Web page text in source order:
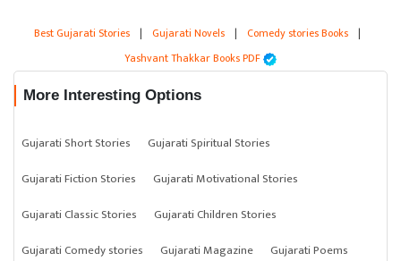
Best Gujarati Stories | Gujarati Novels | Comedy stories Books |
Yashvant Thakkar Books PDF
More Interesting Options
Gujarati Short Stories
Gujarati Spiritual Stories
Gujarati Fiction Stories
Gujarati Motivational Stories
Gujarati Classic Stories
Gujarati Children Stories
Gujarati Comedy stories
Gujarati Magazine
Gujarati Poems